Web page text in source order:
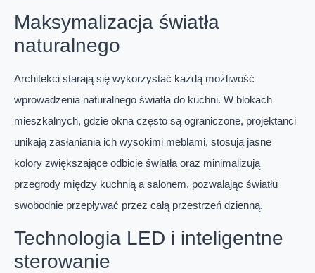
Maksymalizacja światła
naturalnego
Architekci starają się wykorzystać każdą możliwość
wprowadzenia naturalnego światła do kuchni. W blokach
mieszkalnych, gdzie okna często są ograniczone, projektanci
unikają zasłaniania ich wysokimi meblami, stosują jasne
kolory zwiększające odbicie światła oraz minimalizują
przegrody między kuchnią a salonem, pozwalając światłu
swobodnie przepływać przez całą przestrzeń dzienną.
Technologia LED i inteligentne
sterowanie